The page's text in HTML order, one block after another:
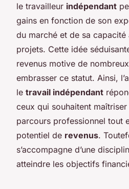
le travailleur indépendant
gains en fonction de son
du marché et de sa
projets. Cette idée
revenus motive de
embrasser ce statut. Ainsi,
le travail indépendant
ceux qui souhaitent
parcours professionnel tout
potentiel de revenus.
s’accompagne d’une
atteindre les objectifs